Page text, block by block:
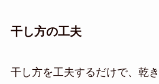
干し方の工夫
干し方を工夫するだけで、乾